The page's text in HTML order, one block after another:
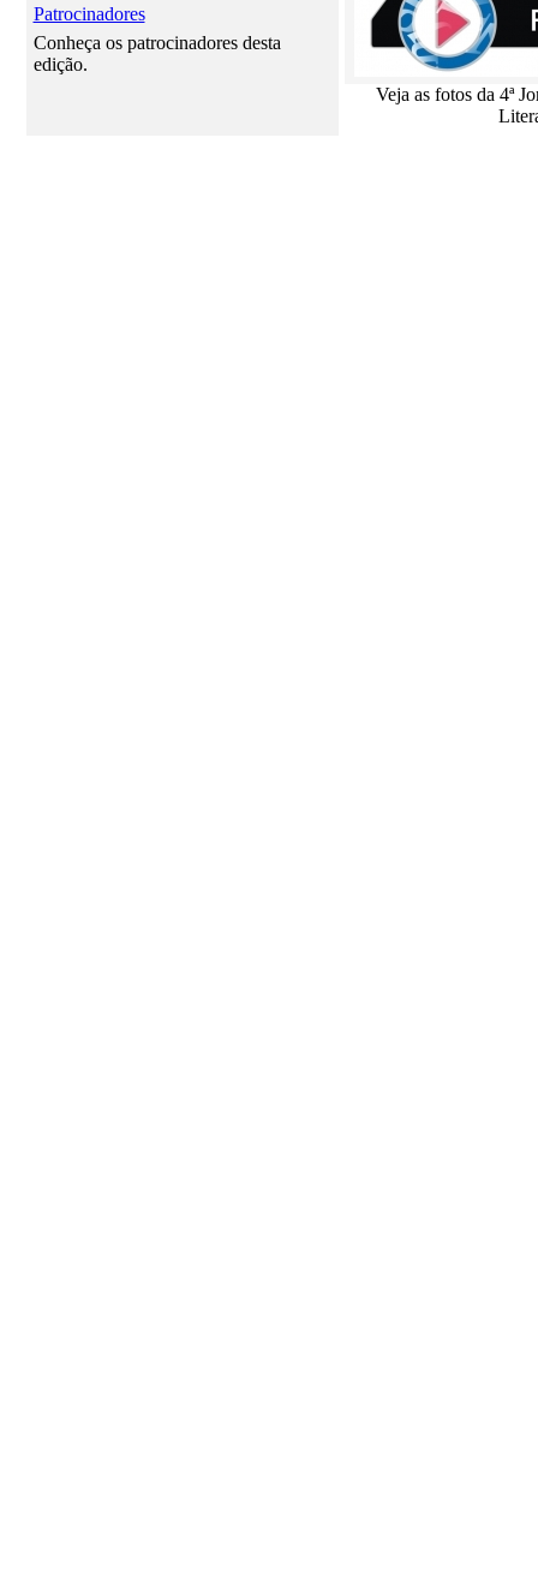
Patrocinadores
Conheça os patrocinadores desta
edição.
Veja as fotos da 4ª